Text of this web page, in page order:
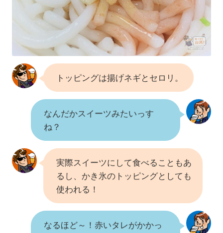
トッピングは揚げネギとセロリ。
なんだかスイーツみたいっす
ね？
実際スイーツにして食べることもあ
るし、かき氷のトッピングとしても
使われる！
なるほど～！赤いタレがかかっ